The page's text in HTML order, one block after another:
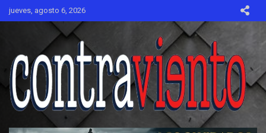
Skip
jueves, agosto 6, 2026
CONTRAVIENTO